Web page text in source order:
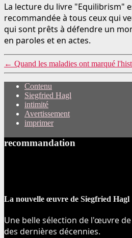
La lecture du livre "Equilibrism"
recommandée à tous ceux qui
qui sont prêts à défendre un
en paroles et en actes.
← Quand les maladies ont marqué
Contenu
Siegfried Hagl
intimité
Avertissement
imprimer
recommandation
La nouvelle œuvre de Siegfried Hagl
Une belle sélection de l'œuvre
des dernières décennies.